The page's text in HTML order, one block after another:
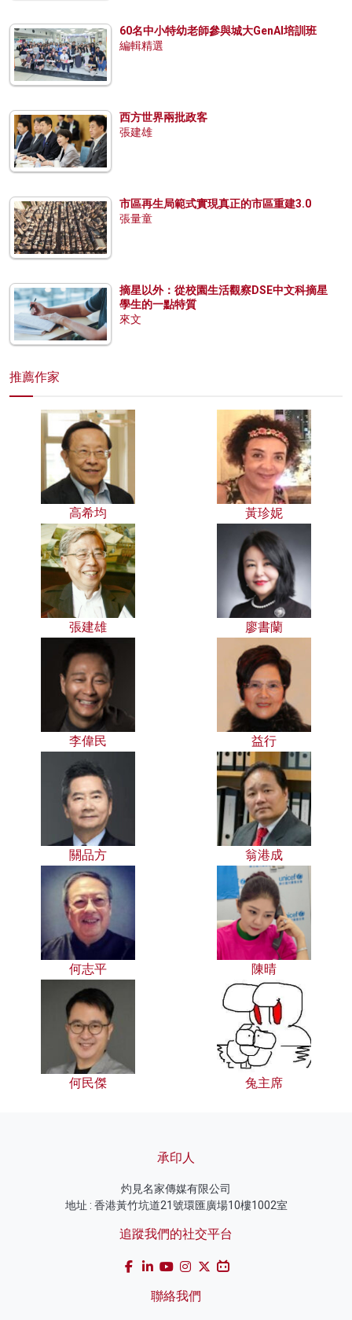
60名中小特幼老師參與城大GenAI培訓班
編輯精選
西方世界兩批政客
張建雄
市區再生局範式實現真正的市區重建3.0
張量童
摘星以外：從校園生活觀察DSE中文科摘星
學生的一點特質
來文
推薦作家
高希均 黃珍妮
張建雄 廖書蘭
李偉民 益行
關品方 翁港成
何志平 陳晴
何民傑 兔主席
承印人
灼見名家傳媒有限公司
地址 : 香港黃竹坑道21號環匯廣場10樓1002室
追蹤我們的社交平台
聯絡我們